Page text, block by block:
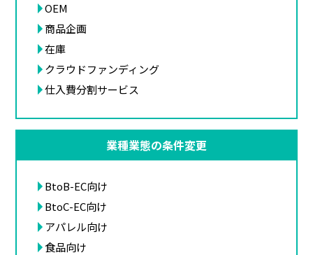
OEM
商品企画
在庫
クラウドファンディング
仕入費分割サービス
業種業態の条件変更
BtoB-EC向け
BtoC-EC向け
アパレル向け
食品向け